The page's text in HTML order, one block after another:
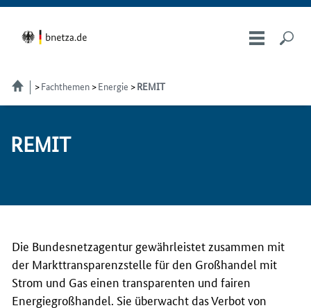
Fachthemen Energie REMIT
RE­MIT
Die Bundesnetzagentur gewährleistet zusammen mit
der Markttransparenzstelle für den Großhandel mit
Strom und Gas einen transparenten und fairen
Energiegroßhandel. Sie überwacht das Verbot von